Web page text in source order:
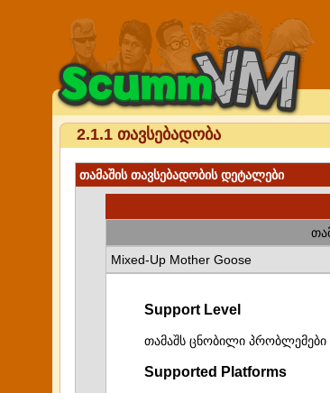
2.1.1 თავსებადობა
თამაშის თავსებადობის დეტალები
Mixed-Up Mother Goose
Support Level
თამაშს ცნობილი პრობლემები
Supported Platforms